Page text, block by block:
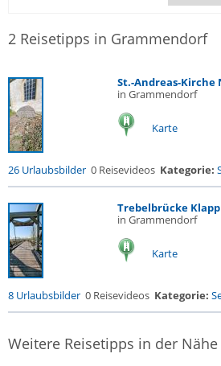
2 Reisetipps in Grammendorf
St.-Andreas-Kirche
in Grammendorf
Karte
26 Urlaubsbilder 0 Reisevideos Kategorie:
Trebelbrücke
in Grammendorf
Karte
8 Urlaubsbilder 0 Reisevideos Kategorie:
Weitere Reisetipps in der